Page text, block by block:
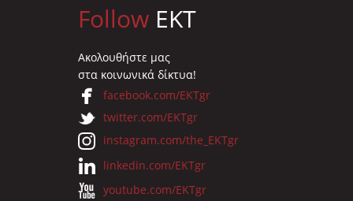
Follow EKT
Ακολουθήστε μας
στα κοινωνικά δίκτυα!
facebook.com/EKTgr
twitter.com/EKTgr
instagram.com/the_EKTgr
linkedin.com/EKTgr
youtube.com/EKTgr